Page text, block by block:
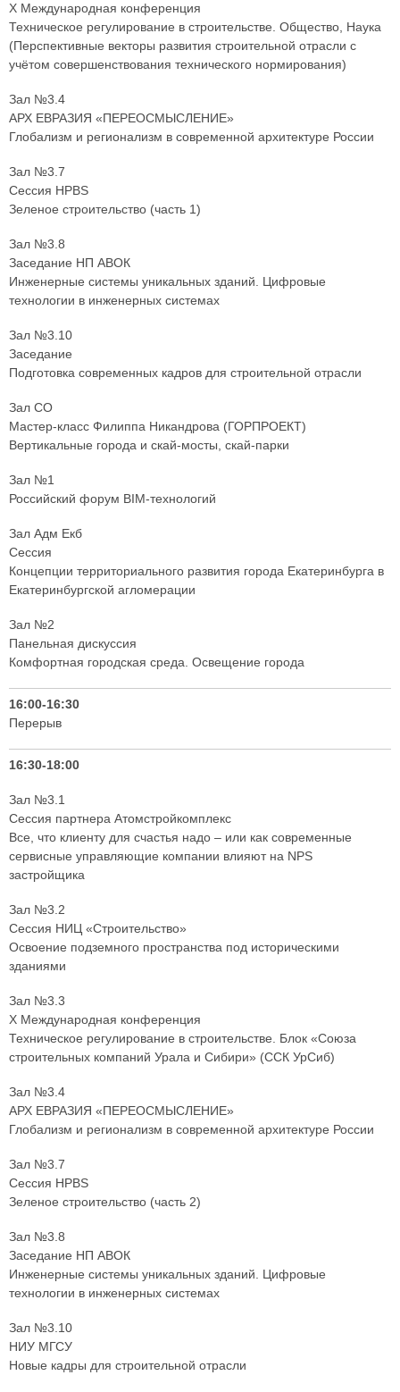
X Международная конференция
Техническое регулирование в строительстве. Общество, Наука
(Перспективные векторы развития строительной отрасли с
учётом совершенствования технического нормирования)
Зал №3.4
АРХ ЕВРАЗИЯ «ПЕРЕОСМЫСЛЕНИЕ»
Глобализм и регионализм в современной архитектуре России
Зал №3.7
Сессия HPBS
Зеленое строительство (часть 1)
Зал №3.8
Заседание НП АВОК
Инженерные системы уникальных зданий. Цифровые
технологии в инженерных системах
Зал №3.10
Заседание
Подготовка современных кадров для строительной отрасли
Зал СО
Мастер-класс Филиппа Никандрова (ГОРПРОЕКТ)
Вертикальные города и скай-мосты, скай-парки
Зал №1
Российский форум BIM-технологий
Зал Адм Екб
Сессия
Концепции территориального развития города Екатеринбурга в
Екатеринбургской агломерации
Зал №2
Панельная дискуссия
Комфортная городская среда. Освещение города
16:00-16:30
Перерыв
16:30-18:00
Зал №3.1
Сессия партнера Атомстройкомплекс
Все, что клиенту для счастья надо – или как современные
сервисные управляющие компании влияют на NPS
застройщика
Зал №3.2
Сессия НИЦ «Строительство»
Освоение подземного пространства под историческими
зданиями
Зал №3.3
X Международная конференция
Техническое регулирование в строительстве. Блок «Союза
строительных компаний Урала и Сибири» (ССК УрСиб)
Зал №3.4
АРХ ЕВРАЗИЯ «ПЕРЕОСМЫСЛЕНИЕ»
Глобализм и регионализм в современной архитектуре России
Зал №3.7
Сессия HPBS
Зеленое строительство (часть 2)
Зал №3.8
Заседание НП АВОК
Инженерные системы уникальных зданий. Цифровые
технологии в инженерных системах
Зал №3.10
НИУ МГСУ
Новые кадры для строительной отрасли